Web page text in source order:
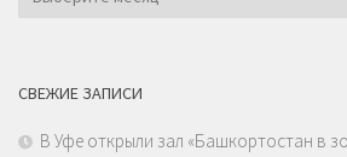
СВЕЖИЕ ЗАПИСИ
В Уфе открыли зал «Башкортостан в